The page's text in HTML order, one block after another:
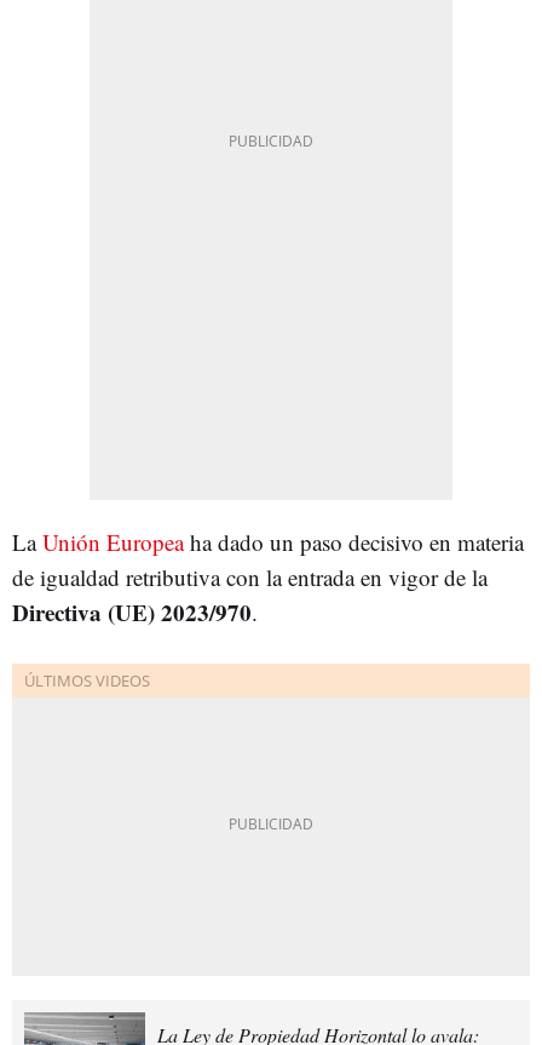
LaUnión Europeaha dado un paso decisivo en materia
de igualdad retributiva con la entrada en vigor de la
Directiva (UE) 2023/970.
La Ley de Propiedad Horizontal lo avala: